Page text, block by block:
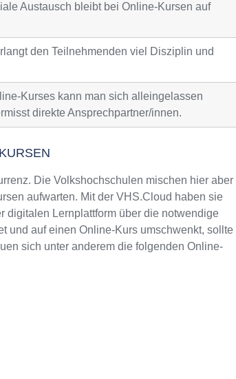
Austausch bleibt bei Online-Kursen auf
den Teilnehmenden viel Disziplin und
Kurses kann man sich alleingelassen
direkte Ansprechpartner/innen.
Die Volkshochschulen mischen hier aber
aufwarten. Mit der VHS.Cloud haben sie
digitalen Lernplattform über die notwendige
und auf einen Online-Kurs umschwenkt, sollte
sich unter anderem die folgenden Online-